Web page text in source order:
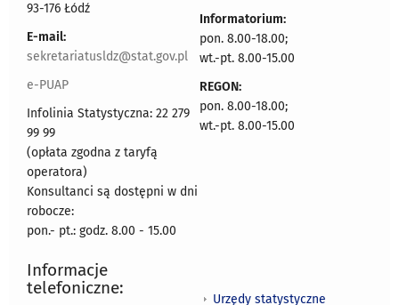
93-176 Łódź
E-mail:
sekretariatusldz@stat.gov.pl
e-PUAP
Infolinia Statystyczna: 22 279
99 99
(opłata zgodna z taryfą
operatora)
Konsultanci są dostępni w dni
robocze:
pon.- pt.: godz. 8.00 - 15.00
Informatorium:
pon. 8.00-18.00;
wt.-pt. 8.00-15.00
REGON:
pon. 8.00-18.00;
wt.-pt. 8.00-15.00
Informacje
telefoniczne:
Urzędy statystyczne